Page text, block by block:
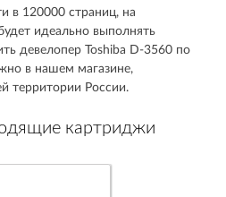
в 120000 страниц, на
идеально выполнять
девелопер Toshiba D-3560 по
в нашем магазине,
территории России.
картриджи